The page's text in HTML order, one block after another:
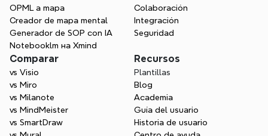
el punto de partida ideal y olvídate de la página en
blanco.
OPML a mapa
Creador de mapa mental
Generador de SOP con IA
Notebooklm на Xmind
Colaboración
Integración
Seguridad
Comparar
vs Visio
vs Miro
vs Milanote
vs MindMeister
vs SmartDraw
Recursos
Plantillas
Blog
Academia
Guía del usuario
Historia de usuario